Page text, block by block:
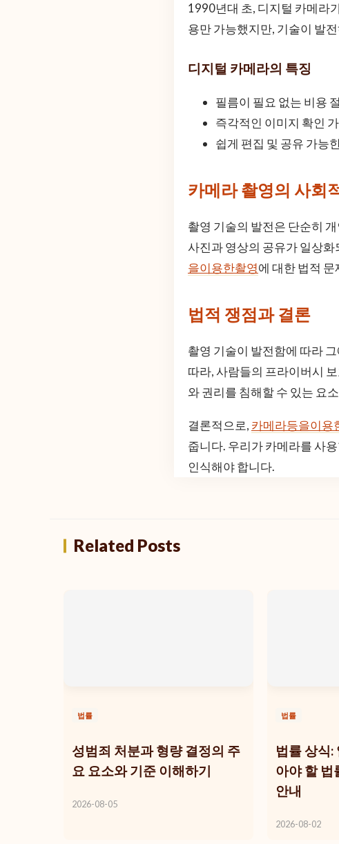
1990년대 초, 디지털 카메라
용만 가능했지만, 기술이 발
디지털 카메라의 특징
필름이 필요 없는 비용
즉각적인 이미지 확인
쉽게 편집 및 공유 가능
카메라 촬영의 사회
촬영 기술의 발전은 단순히
사진과 영상의 공유가 일상
을이용한촬영에 대한 법적
법적 쟁점과 결론
촬영 기술이 발전함에 따라
따라, 사람들의 프라이버시
와 권리를 침해할 수 있는 요
결론적으로, 카메라등을이용
줍니다. 우리가 카메라를 사
인식해야 합니다.
Related Posts
법률
성범죄 처분과 형량 결정의 주
요 요소와 기준 이해하기
2026-08-05
법률
법률 상식:
아야 할 법
안내
2026-08-02